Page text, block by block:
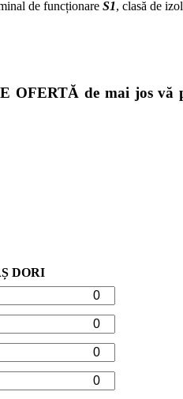
de funcționare S1, clasă de
OFERTĂ de mai jos vă
DORI